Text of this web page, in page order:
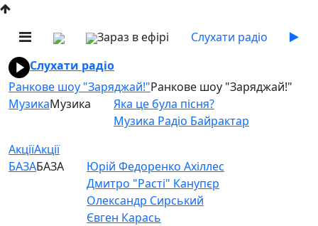
Зараз в ефірі
Слухати радіо
Слухати радіо
Ранкове шоу "Заряджай!"Ранкове шоу "Заряджай!"
МузикаМузика
Яка це була пісня?
Музика Радіо Байрактар
АкціїАкції
БАЗАБАЗА
Юрій Федоренко Ахіллес
Дмитро "Расті" Канупєр
Олександр Сирський
Євген Карась